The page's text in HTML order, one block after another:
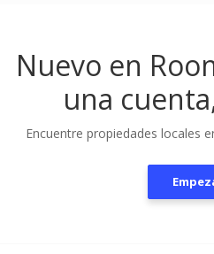
Nuevo en
una
Encuentre propiedades locales